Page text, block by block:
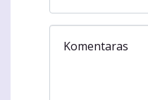
Komentaras